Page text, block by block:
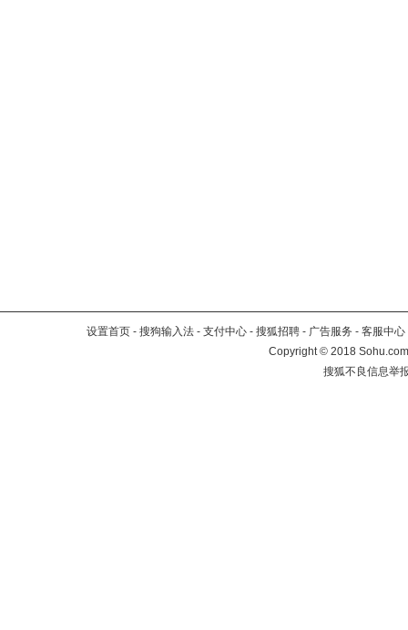
设置首页 - 搜狗输入法 - 支付中心 - 搜狐招聘 - 广告服务 - 客服中心
Copyright©2018
搜狐不良信息举